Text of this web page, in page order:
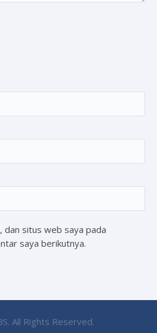
dan situs web saya pada
saya berikutnya.
All Rights Reserved.